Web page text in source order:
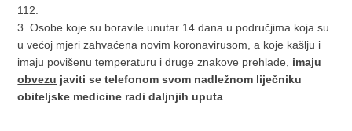
112.
3. Osobe koje su boravile unutar 14 dana u područjima koja su
u većoj mjeri zahvaćena novim koronavirusom, a koje kašlju i
imaju povišenu temperaturu i druge znakove prehlade, imaju
obvezu javiti se telefonom svom nadležnom liječniku
obiteljske medicine radi daljnjih uputa